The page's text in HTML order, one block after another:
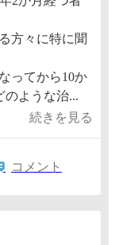
方々に特に聞
ってから10か
のような治...
続きを見る
コメント